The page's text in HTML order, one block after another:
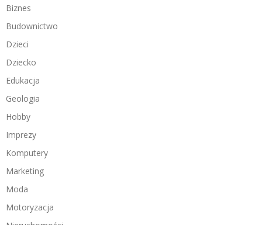
Biznes
Budownictwo
Dzieci
Dziecko
Edukacja
Geologia
Hobby
Imprezy
Komputery
Marketing
Moda
Motoryzacja